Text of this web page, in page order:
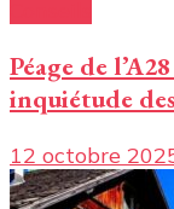
Péage de
inquiétude
12 octobre